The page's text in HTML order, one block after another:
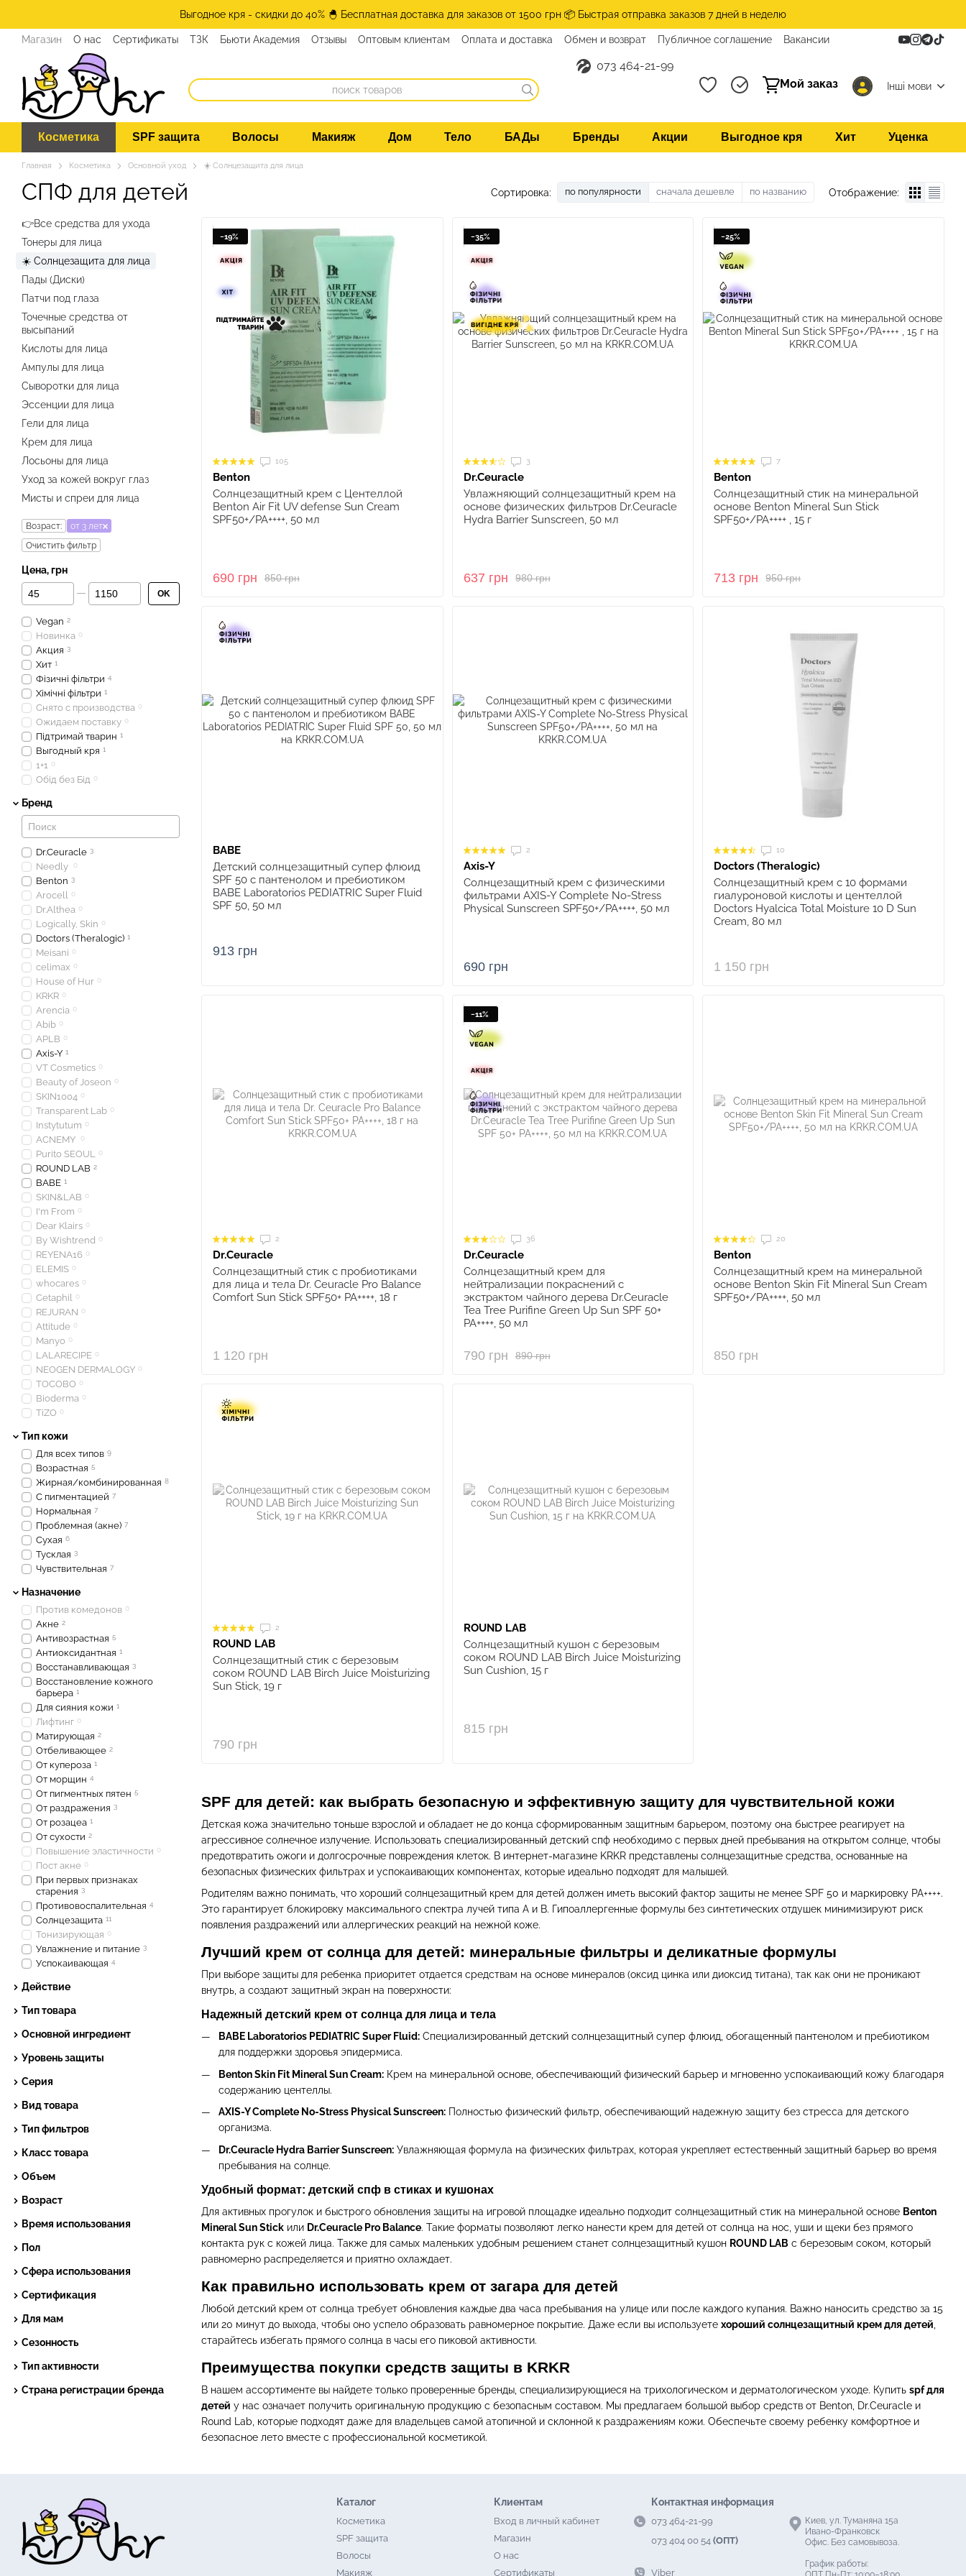
Выгодное кря - скидки до 40% 🐣 Бесплатная доставка для заказов от 1500 грн 📦 Быстрая отправка заказов 7 дней в неделю
Магазин О нас Сертификаты ТЗК Бьюти Академия Отзывы Оптовым клиентам Оплата и доставка Обмен и возврат Публичное соглашение
Вакансии
Программа лояльности
073 464-21-99
Мой заказ
Інші мови
Косметика SPF защита Волосы Макияж Дом Тело БАДы Бренды Акции Выгодное кря Хит Уценка
Главная Косметика Основной уход ☀️ Солнцезащита для лица
СПФ для детей Сортировка: по популярности сначала дешевле по названию Отображение:
SPF для детей: как выбрать безопасную и эффективную защиту для чувствительной кожи
Детская кожа значительно тоньше взрослой и обладает не до конца сформированным защитным барьером, поэтому она быстрее реагирует на
агрессивное солнечное излучение. Использовать специализированный детский спф необходимо с первых дней пребывания на открытом солнце, чтобы
предотвратить ожоги и долгосрочные повреждения клеток. В интернет-магазине KRKR представлены солнцезащитные средства, основанные на
безопасных физических фильтрах и успокаивающих компонентах, которые идеально подходят для малышей.
Родителям важно понимать, что хороший солнцезащитный крем для детей должен иметь высокий фактор защиты не менее SPF 50 и маркировку PA++++.
Это гарантирует блокировку максимального спектра лучей типа А и В. Гипоаллергенные формулы без синтетических отдушек минимизируют риск
появления раздражений или аллергических реакций на нежной коже.
Лучший крем от солнца для детей: минеральные фильтры и деликатные формулы
При выборе защиты для ребенка приоритет отдается средствам на основе минералов (оксид цинка или диоксид титана), так как они не проникают
внутрь, а создают защитный экран на поверхности:
Надежный детский крем от солнца для лица и тела
BABE Laboratorios PEDIATRIC Super Fluid: Специализированный детский солнцезащитный супер флюид, обогащенный пантенолом и пребиотиком
для поддержки здоровья эпидермиса.
Benton Skin Fit Mineral Sun Cream: Крем на минеральной основе, обеспечивающий физический барьер и мгновенно успокаивающий кожу благодаря
содержанию центеллы.
AXIS-Y Complete No-Stress Physical Sunscreen: Полностью физический фильтр, обеспечивающий надежную защиту без стресса для детского
организма.
Dr.Ceuracle Hydra Barrier Sunscreen: Увлажняющая формула на физических фильтрах, которая укрепляет естественный защитный барьер во время
пребывания на солнце.
Удобный формат: детский спф в стиках и кушонах
Для активных прогулок и быстрого обновления защиты на игровой площадке идеально подходит солнцезащитный стик на минеральной основе Benton
Mineral Sun Stick или Dr.Ceuracle Pro Balance. Такие форматы позволяют легко нанести крем для детей от солнца на нос, уши и щеки без прямого
контакта рук с кожей лица. Также для самых маленьких удобным решением станет солнцезащитный кушон ROUND LAB с березовым соком, который
равномерно распределяется и приятно охлаждает.
Как правильно использовать крем от загара для детей
Любой детский крем от солнца требует обновления каждые два часа пребывания на улице или после каждого купания. Важно наносить средство за 15
или 20 минут до выхода, чтобы оно успело образовать равномерное покрытие. Даже если вы используете хороший солнцезащитный крем для детей
старайтесь избегать прямого солнца в часы его пиковой активности.
Преимущества покупки средств защиты в KRKR
В нашем ассортименте вы найдете только проверенные бренды, специализирующиеся на трихологическом и дерматологическом уходе. Купить spf для
детей у нас означает получить оригинальную продукцию с безопасным составом. Мы предлагаем большой выбор средств от Benton, Dr.Ceuracle и
Round Lab, которые подходят даже для владельцев самой атопичной и склонной к раздражениям кожи. Обеспечьте своему ребенку комфортное и
безопасное лето вместе с профессиональной косметикой.
−19%
105
Benton
Солнцезащитный крем с Центеллой
Benton Air Fit UV defense Sun Cream
SPF50+/PA++++, 50 мл
850 грн
690 грн
−35%
3
Dr.Ceuracle
Увлажняющий солнцезащитный крем на
основе физических фильтров Dr.Ceuracle
Hydra Barrier Sunscreen, 50 мл
980 грн
637 грн
−25%
7
Benton
Солнцезащитный стик на минеральной
основе Benton Mineral Sun Stick
SPF50+/PA++++ , 15 г
950 грн
713 грн
BABE
Детский солнцезащитный супер флюид
SPF 50 с пантенолом и пребиотиком
BABE Laboratorios PEDIATRIC Super Fluid
SPF 50, 50 мл
913 грн
2
Axis-Y
Солнцезащитный крем с физическими
фильтрами AXIS-Y Complete No-Stress
Physical Sunscreen SPF50+/PA++++, 50 мл
690 грн
10
Doctors (Theralogic)
Солнцезащитный крем с 10 формами
гиалуроновой кислоты и центеллой
Doctors Hyalcica Total Moisture 10 D Sun
Cream, 80 мл
1 150 грн
2
Dr.Ceuracle
Солнцезащитный стик с пробиотиками
для лица и тела Dr. Ceuracle Pro Balance
Comfort Sun Stick SPF50+ PA++++, 18 г
1 120 грн
−11%
36
Dr.Ceuracle
Солнцезащитный крем для
нейтрализации покраснений с
экстрактом чайного дерева Dr.Ceuracle
Tea Tree Purifine Green Up Sun SPF 50+
PA++++, 50 мл
890 грн
790 грн
20
Benton
Солнцезащитный крем на минеральной
основе Benton Skin Fit Mineral Sun Cream
SPF50+/PA++++, 50 мл
850 грн
2
ROUND LAB
Солнцезащитный стик с березовым
соком ROUND LAB Birch Juice Moisturizing
Sun Stick, 19 г
790 грн
ROUND LAB
Солнцезащитный кушон с березовым
соком ROUND LAB Birch Juice Moisturizing
Sun Cushion, 15 г
815 грн
👉Все средства для ухода
Тонеры для лица
☀️ Солнцезащита для лица
Пады (Диски)
Патчи под глаза
Точечные средства от
высыпаний
Кислоты для лица
Ампулы для лица
Сыворотки для лица
Эссенции для лица
Гели для лица
Крем для лица
Лосьоны для лица
Уход за кожей вокруг глаз
Мисты и спреи для лица
Возраст:
от 3 лет
Очистить фильтр
Цена, грн
От Цена, грн
До Цена, грн OK
Vegan 2
Новинка 0
Акция 3
Хит 1
Фізичні фільтри 4
Хімічні фільтри 1
Снято с производства 0
Ожидаем поставку 0
Підтримай тварин 1
Выгодный кря 1
1+1 0
Обід без Бід 0
Бренд
Dr.Ceuracle 3
Needly 0
Benton 3
Arocell 0
Dr.Althea 0
Logically, Skin 0
Doctors (Theralogic) 1
Meisani 0
celimax 0
House of Hur 0
KRKR 0
Arencia 0
Abib 0
APLB 0
Axis-Y 1
VT Cosmetics 0
Beauty of Joseon 0
SKIN1004 0
Transparent Lab 0
Instytutum 0
ACNEMY 0
Purito SEOUL 0
ROUND LAB 2
BABE 1
SKIN&LAB 0
I'm From 0
Dear Klairs 0
By Wishtrend 0
REYENA16 0
ELEMIS 0
whocares 0
Cetaphil 0
REJURAN 0
Attitude 0
Manyo 0
LALARECIPE 0
NEOGEN DERMALOGY 0
TOCOBO 0
Bioderma 0
TiZO 0
Тип кожи
Для всех типов 9
Возрастная 5
Жирная/комбинированная 8
С пигментацией 7
Нормальная 7
Проблемная (акне) 7
Сухая 6
Тусклая 3
Чувствительная 7
Назначение
Против комедонов 0
Акне 2
Антивозрастная 5
Антиоксидантная 1
Восстанавливающая 3
Восстановление кожного
барьера 1
Для сияния кожи 1
Лифтинг 0
Матирующая 2
Отбеливающее 2
От купероза 1
От морщин 4
От пигментных пятен 5
От раздражения 3
От розацеа 1
От сухости 2
Повышение эластичности 0
Пост акне 0
При первых признаках
старения 3
Противовоспалительная 4
Солнцезащита 11
Тонизирующая 0
Увлажнение и питание 3
Успокаивающая 4
Действие
Тип товара
Основной ингредиент
Уровень защиты
Серия
Вид товара
Тип фильтров
Класс товара
Объем
Возраст
Время использования
Пол
Сфера использования
Сертификация
Для мам
Сезонность
Тип активности
Страна регистрации бренда
Каталог
Косметика
SPF защита
Волосы
Макияж
Клиентам
Вход в личный кабинет
Магазин
О нас
Сертификаты
Контактная информация
073 464-21-99
073 404 00 54 (ОПТ)
Viber
Киев, ул. Туманяна 15а
Ивано-Франковск
Офис. Без самовывоза.
График работы: